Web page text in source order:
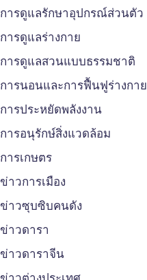
การดูแลรักษาอุปกรณ์ส่วนตัว
การดูแลร่างกาย
การดูแลสวนแบบธรรมชาติ
การนอนและการฟื้นฟูร่างกาย
การประหยัดพลังงาน
การอนุรักษ์สิ่งแวดล้อม
การเกษตร
ข่าวการเมือง
ข่าวซุบซิบคนดัง
ข่าวดารา
ข่าวดาราจีน